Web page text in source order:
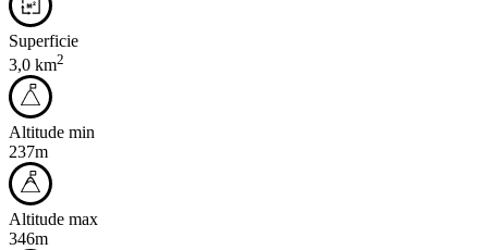
Superficie
3,0 km2
Altitude min
237m
Altitude max
346m